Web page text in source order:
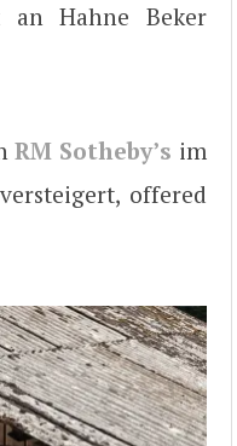
an Hahne Beker
RM Sotheby’s im
offered